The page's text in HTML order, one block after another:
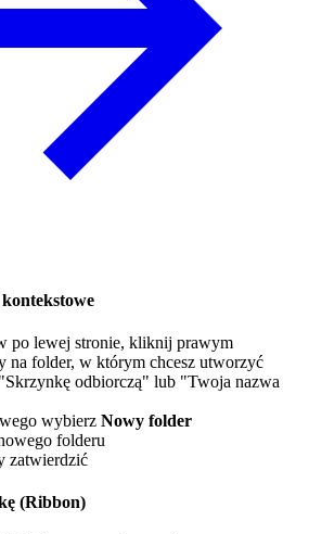
po lewej stronie, kliknij prawym
na folder, w którym chcesz utworzyć
odbiorczą" lub "Twoja nazwa
wybierz Nowy folder
folderu
zatwierdzić
(Ribbon)